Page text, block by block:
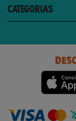
CATEGORIAS